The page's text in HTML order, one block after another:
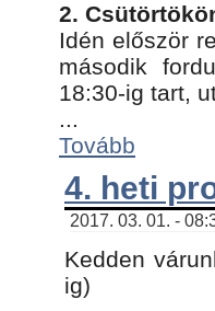
2.
Idén először
második
18:30-ig tart,
...
Tovább
4. heti
2017. 03. 01. -
Kedden
ig)